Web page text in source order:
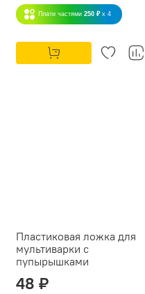
Плати частями 250 ₽ x 4
Пластиковая ложка для
мультиварки с
пупырышками
48 ₽